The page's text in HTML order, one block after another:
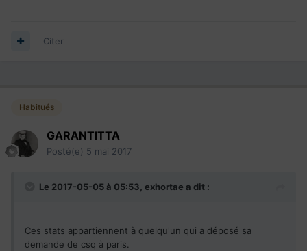
Citer
Habitués
GARANTITTA
Posté(e) 5 mai 2017
Le 2017-05-05 à 05:53, exhortae a dit :
Ces stats appartiennent à quelqu'un qui a déposé sa
demande de csq à paris.